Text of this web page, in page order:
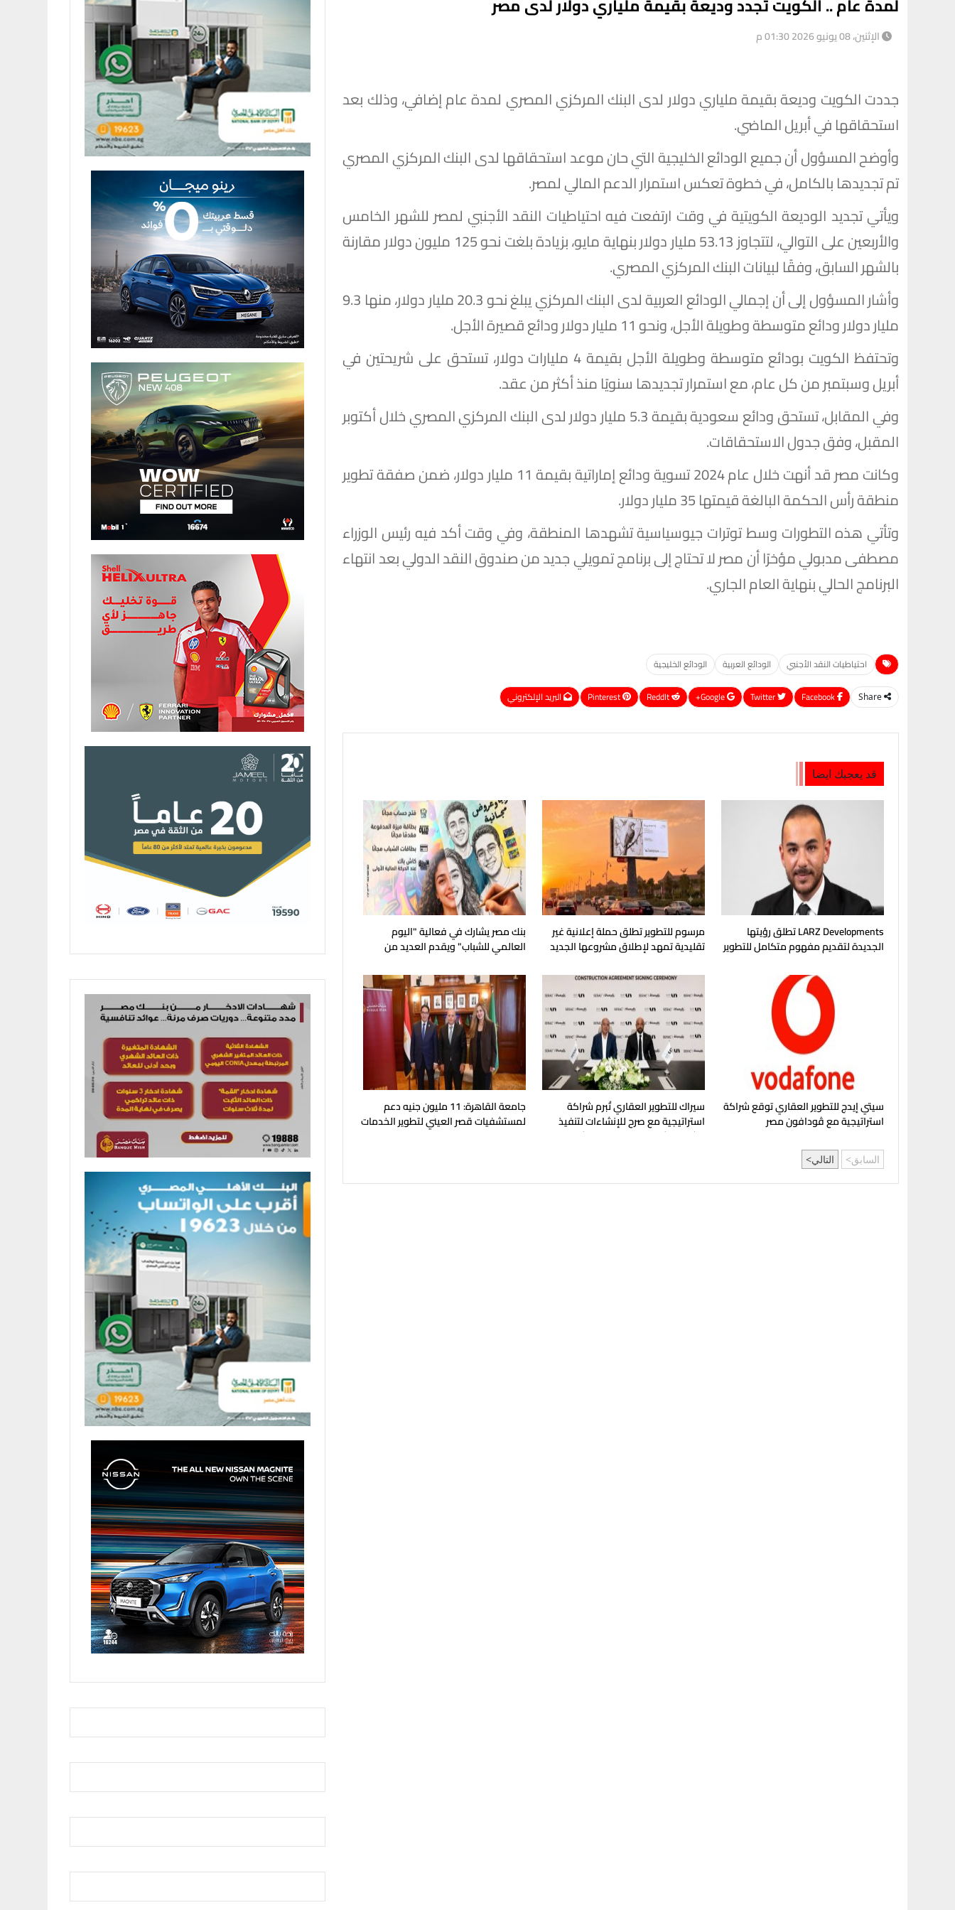
الإثنين، 08 يونيو 2026 01:30 م
جددت الكويت وديعة بقيمة ملياري دولار لدى البنك المركزي المصري لمدة عام إضافي، وذلك بعد
استحقاقها في أبريل الماضي.
وأوضح المسؤول أن جميع الودائع الخليجية التي حان موعد استحقاقها لدى البنك المركزي المصري
تم تجديدها بالكامل، في خطوة تعكس استمرار الدعم المالي لمصر.
ويأتي تجديد الوديعة الكويتية في وقت ارتفعت فيه احتياطيات النقد الأجنبي لمصر للشهر الخامس
والأربعين على التوالي، لتتجاوز 53.13 مليار دولار بنهاية مايو، بزيادة بلغت نحو 125 مليون دولار مقارنة
بالشهر السابق، وفقًا لبيانات البنك المركزي المصري.
وأشار المسؤول إلى أن إجمالي الودائع العربية لدى البنك المركزي يبلغ نحو 20.3 مليار دولار، منها 9.3
مليار دولار ودائع متوسطة وطويلة الأجل، ونحو 11 مليار دولار ودائع قصيرة الأجل.
وتحتفظ الكويت بودائع متوسطة وطويلة الأجل بقيمة 4 مليارات دولار، تستحق على شريحتين في
أبريل وسبتمبر من كل عام، مع استمرار تجديدها سنويًا منذ أكثر من عقد.
وفي المقابل، تستحق ودائع سعودية بقيمة 5.3 مليار دولار لدى البنك المركزي المصري خلال أكتوبر
المقبل، وفق جدول الاستحقاقات.
وكانت مصر قد أنهت خلال عام 2024 تسوية ودائع إماراتية بقيمة 11 مليار دولار، ضمن صفقة تطوير
منطقة رأس الحكمة البالغة قيمتها 35 مليار دولار.
وتأتي هذه التطورات وسط توترات جيوسياسية تشهدها المنطقة، وفي وقت أكد فيه رئيس الوزراء
مصطفى مدبولي مؤخرًا أن مصر لا تحتاج إلى برنامج تمويلي جديد من صندوق النقد الدولي بعد انتهاء
البرنامج الحالي بنهاية العام الجاري.
احتياطيات النقد الأجنبي الودائع العربية الودائع الخليجية
Share
Google+
ReddIt
Pinterest البريد الإلكتروني
قد يعجبك ايضا
LARZ Developments تطلق رؤيتها
الجديدة لتقديم مفهوم متكامل للتطوير
مرسوم للتطوير تطلق حملة إعلانية غير
تقليدية تمهد لإطلاق مشروعها الجديد
بنك مصر يشارك في فعالية "اليوم
العالمي للشباب" ويقدم العديد من
العروض المجانية
سيتي إيدج للتطوير العقاري توقع شراكة
استراتيجية مع ڤودافون مصر
سيراك للتطوير العقاري تُبرم شراكة
استراتيجية مع صرح للإنشاءات لتنفيذ
مشروع "شماسي" بالساحل الشمالي
جامعة القاهرة: 11 مليون جنيه دعم
لمستشفيات قصر العيني لتطوير الخدمات
السابق التالي